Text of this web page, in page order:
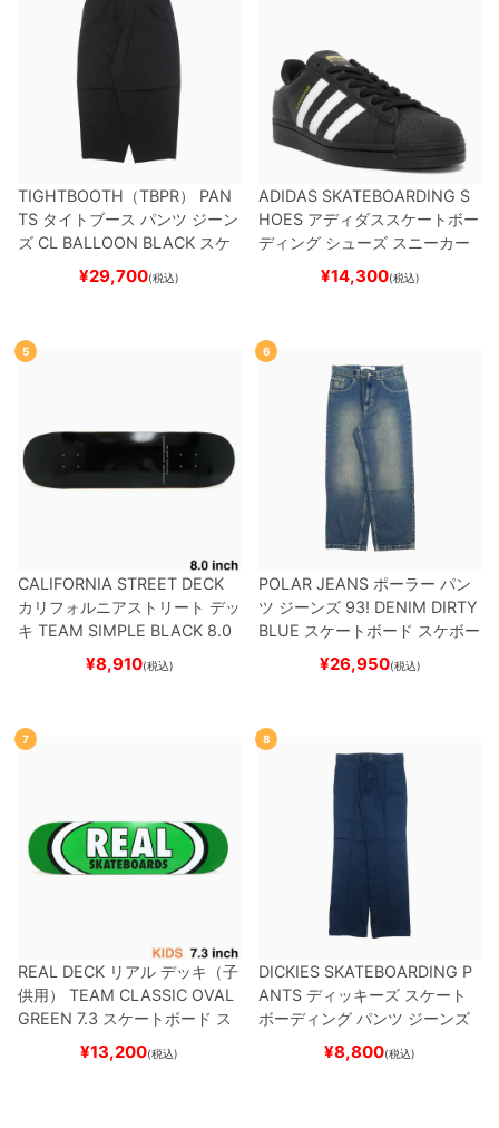
TIGHTBOOTH（TBPR） PAN
TS タイトブース パンツ ジーン
ズ CL BALLOON BLACK スケ
ートボード スケボー
¥29,700(税込)
ADIDAS SKATEBOARDING S
HOES アディダススケートボー
ディング シューズ スニーカー
スーパースターSUPERSTAR A
BLACK/WHITE/WHITE
ー
¥14,300(税込)
5
CALIFORNIA STREET DECK
カリフォルニアストリート デッ
キ TEAM SIMPLE BLACK 8.0
ブランク（BBS / GENERATO
スケートボード スケボー
¥8,910(税込)
6
POLAR JEANS ポーラー パン
ツ ジーンズ 93! DENIM DIRTY
BLUE スケートボード スケボー
¥26,950(税込)
7
REAL DECK リアル デッキ（子
供用）
TEAM CLASSIC OVAL
GREEN 7.3 スケートボード ス
¥13,200(税込)
8
DICKIES SKATEBOARDING P
ANTS ディッキーズ スケート
ボーディング パンツ ジーンズ
SLIM FIT 30 LENGTH
スケートボード スケボ
¥8,800(税込)